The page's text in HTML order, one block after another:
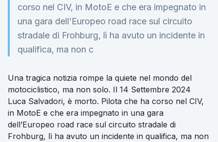
corso nel CIV, in MotoE e che era impegnato in
una gara dell’Europeo road race sul circuito
stradale di Frohburg, lì ha avuto un incidente in
qualifica, ma non c
Una tragica notizia rompe la quiete nel mondo del
motociclistico, ma non solo. Il 14 Settembre 2024
Luca Salvadori, è morto. Pilota che ha corso nel CIV,
in MotoE e che era impegnato in una gara
dell’Europeo road race sul circuito stradale di
Frohburg, lì ha avuto un incidente in qualifica, ma non